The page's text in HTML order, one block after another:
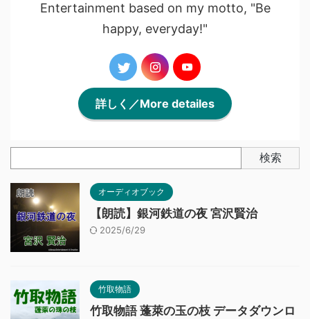
Entertainment based on my motto, "Be
happy, everyday!"
詳しく／More detailes
検索
オーディオブック
【朗読】銀河鉄道の夜 宮沢賢治
2025/6/29
竹取物語
竹取物語 蓬萊の玉の枝 データダウンロ